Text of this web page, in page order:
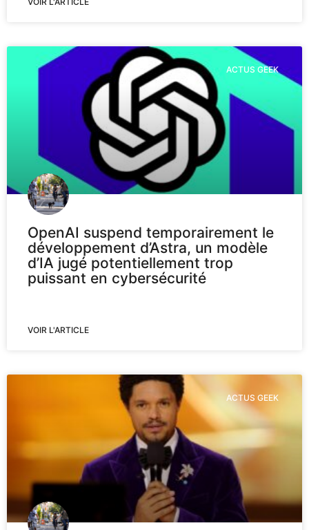
ACTUS GEEK
OpenAI suspend temporairement le
développement d’Astra, un modèle
d’IA jugé potentiellement trop
puissant en cybersécurité
VOIR L'ARTICLE
ACTUS GEEK